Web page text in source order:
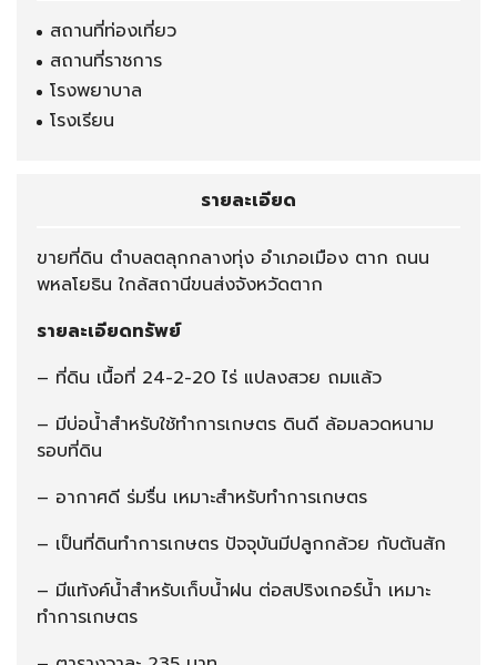
สถานที่ท่องเที่ยว
สถานที่ราชการ
โรงพยาบาล
โรงเรียน
รายละเอียด
ขายที่ดิน ตำบลตลุกกลางทุ่ง อำเภอเมือง ตาก ถนน
พหลโยธิน ใกล้สถานีขนส่งจังหวัดตาก
รายละเอียดทรัพย์
– ที่ดิน เนื้อที่ 24-2-20 ไร่ แปลงสวย ถมแล้ว
– มีบ่อน้ำสำหรับใช้ทำการเกษตร ดินดี ล้อมลวดหนาม
รอบที่ดิน
– อากาศดี ร่มรื่น เหมาะสำหรับทำการเกษตร
– เป็นที่ดินทำการเกษตร ปัจจุบันมีปลูกกล้วย กับต้นสัก
– มีแท้งค์น้ำสำหรับเก็บน้ำฝน ต่อสปริงเกอร์น้ำ เหมาะ
ทำการเกษตร